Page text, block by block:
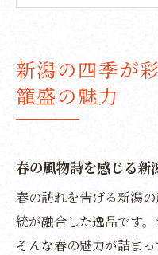
地域の伝統と美が
密
地域の歴史を
職人技が光る
新潟の美を
伝統と現代を
新潟の四季が
籠盛の魅力
春の風物詩を感じる新
春の訪れを告げる新潟
統が融合した逸品です。
そんな春の魅力が詰ま